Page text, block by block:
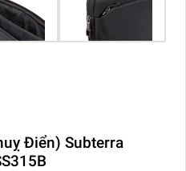
Điển) Subterra